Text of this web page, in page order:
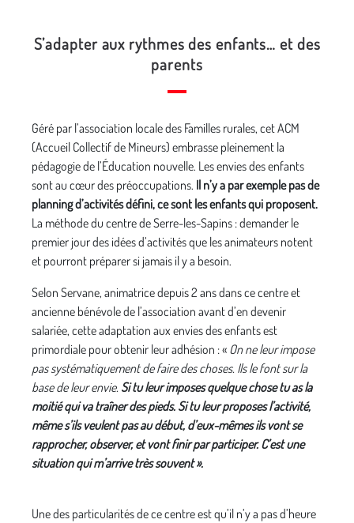
S’adapter aux rythmes des enfants… et des
parents
Géré par l’association locale des Familles rurales, cet ACM
(Accueil Collectif de Mineurs) embrasse pleinement la
pédagogie de l’Éducation nouvelle. Les envies des enfants
sont au cœur des préoccupations. Il n’y a par exemple pas de
planning d’activités défini, ce sont les enfants qui proposent.
La méthode du centre de Serre-les-Sapins : demander le
premier jour des idées d’activités que les animateurs notent
et pourront préparer si jamais il y a besoin.
Selon Servane, animatrice depuis 2 ans dans ce centre et
ancienne bénévole de l’association avant d’en devenir
salariée, cette adaptation aux envies des enfants est
primordiale pour obtenir leur adhésion : « On ne leur impose
pas systématiquement de faire des choses. Ils le font sur la
base de leur envie. Si tu leur imposes quelque chose tu as la
moitié qui va traîner des pieds. Si tu leur proposes l’activité,
même s’ils veulent pas au début, d’eux-mêmes ils vont se
rapprocher, observer, et vont finir par participer. C’est une
situation qui m’arrive très souvent ».
Une des particularités de ce centre est qu’il n’y a pas d’heure